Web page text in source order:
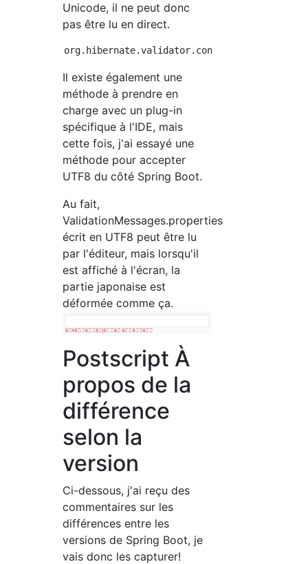
Unicode, il ne peut donc
pas être lu en direct.
Il existe également une
méthode à prendre en
charge avec un plug-in
spécifique à l'IDE, mais
cette fois, j'ai essayé une
méthode pour accepter
UTF8 du côté Spring Boot.
Au fait,
ValidationMessages.properties
écrit en UTF8 peut être lu
par l'éditeur, mais lorsqu'il
est affiché à l'écran, la
partie japonaise est
déformée comme ça.
Postscript À
propos de la
différence
selon la
version
Ci-dessous, j'ai reçu des
commentaires sur les
différences entre les
versions de Spring Boot, je
vais donc les capturer!